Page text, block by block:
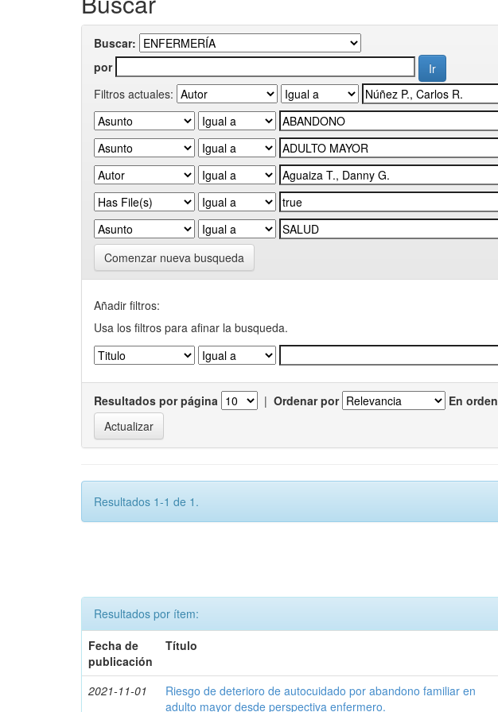
Buscar:
por
Filtros actuales:
Comenzar nueva busqueda
Añadir filtros:
Usa los filtros para afinar la busqueda.
Resultados por página | Ordenar por En orden
Resultados 1-1 de 1.
Resultados por ítem:
Fecha de
publicación
Título
2021-11-01
Riesgo de deterioro de autocuidado por abandono familiar en
adulto mayor desde perspectiva enfermero.